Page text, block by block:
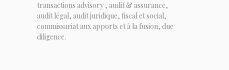
transactions advisory , audit & assurance,
audit légal, audit juridique, fiscal et social,
commissariat aux apports et à la fusion, due
diligence.